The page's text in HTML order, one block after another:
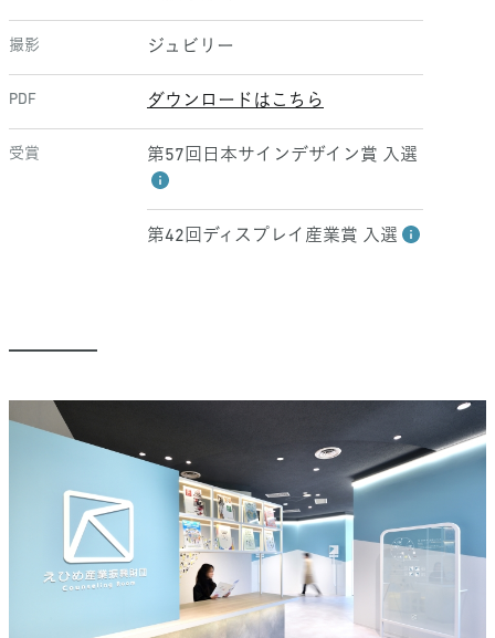
撮影 ジュビリー
PDF ダウンロードはこちら
受賞 第57回日本サインデザイン賞 入選
第42回ディスプレイ産業賞 入選